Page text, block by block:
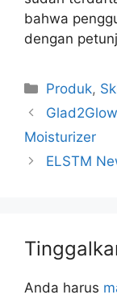
bahwa
dengan
Kategori
Produk,
Moisturizer
ELSTM
Anda harus